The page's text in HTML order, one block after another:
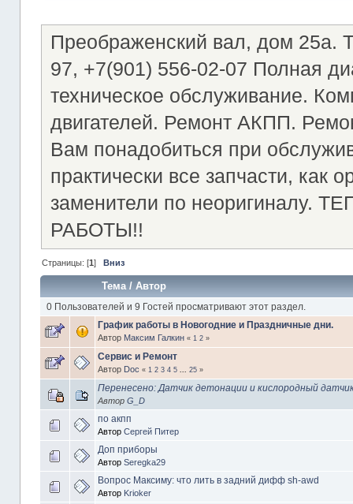
Преображенский вал, дом 25а.
97, +7(901) 556-02-07 Полная
техническое обслуживание.
двигателей. Ремонт АКПП.
Вам понадобиться при
практически все запчасти, как
заменители по
РАБОТЫ!!
Страницы: [1] Вниз
Тема/ Автор
0 Пользователей и 9 Гостей просматривают этот раздел.
График работы в Новогодние и Праздничные дни.
Автор Максим Галкин « 1 2»
Сервис и Ремонт
Автор Doc « 1 2 3 4 5 25»
Перенесено: Датчик детонации и кислородный
Автор G_D
по акпп
Автор Сергей Питер
Доп приборы
Автор Seregka29
Вопрос Максиму: что лить в задний дифф sh-awd
Автор Krioker